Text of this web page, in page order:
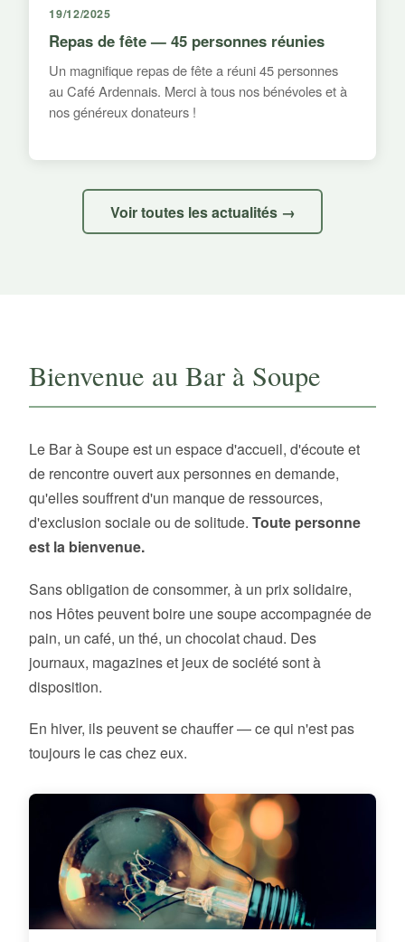
19/12/2025
Repas de fête — 45 personnes réunies
Un magnifique repas de fête a réuni 45 personnes
au Café Ardennais. Merci à tous nos bénévoles et à
nos généreux donateurs !
Voir toutes les actualités →
Bienvenue au Bar à Soupe
Le Bar à Soupe est un espace d'accueil, d'écoute et
de rencontre ouvert aux personnes en demande,
qu'elles souffrent d'un manque de ressources,
d'exclusion sociale ou de solitude. Toute personne
est la bienvenue.
Sans obligation de consommer, à un prix solidaire,
nos Hôtes peuvent boire une soupe accompagnée de
pain, un café, un thé, un chocolat chaud. Des
journaux, magazines et jeux de société sont à
disposition.
En hiver, ils peuvent se chauffer — ce qui n'est pas
toujours le cas chez eux.